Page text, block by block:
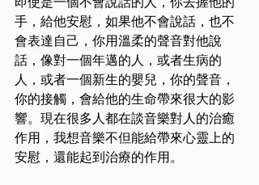
手，給他安慰，如果他不會說話，也不
會表達自己，你用溫柔的聲音對他說
話，像對一個年邁的人，或者生病的
人，或者一個新生的嬰兒，你的聲音，
你的接觸，會給他的生命帶來很大的影
響。現在很多人都在談音樂對人的治癒
作用，我想音樂不但能給帶來心靈上的
安慰，還能起到治療的作用。